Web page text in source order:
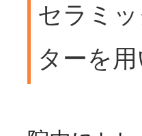
セラミ
ターを